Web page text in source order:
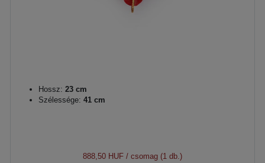
Hossz: 23 cm
Szélessége: 41 cm
888,50 HUF / csomag (1 db.)